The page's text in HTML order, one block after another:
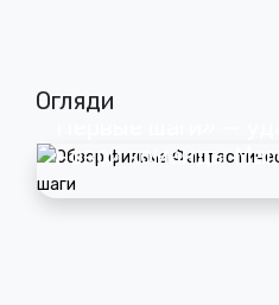
Огляди
Обзор
новой команды